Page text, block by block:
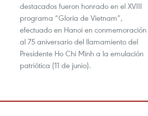
destacados fueron honrado en el XVIII
programa “Gloria de Vietnam”,
efectuado en Hanoi en conmemoración
al 75 aniversario del llamamiento del
Presidente Ho Chi Minh a la emulación
patriótica (11 de junio).